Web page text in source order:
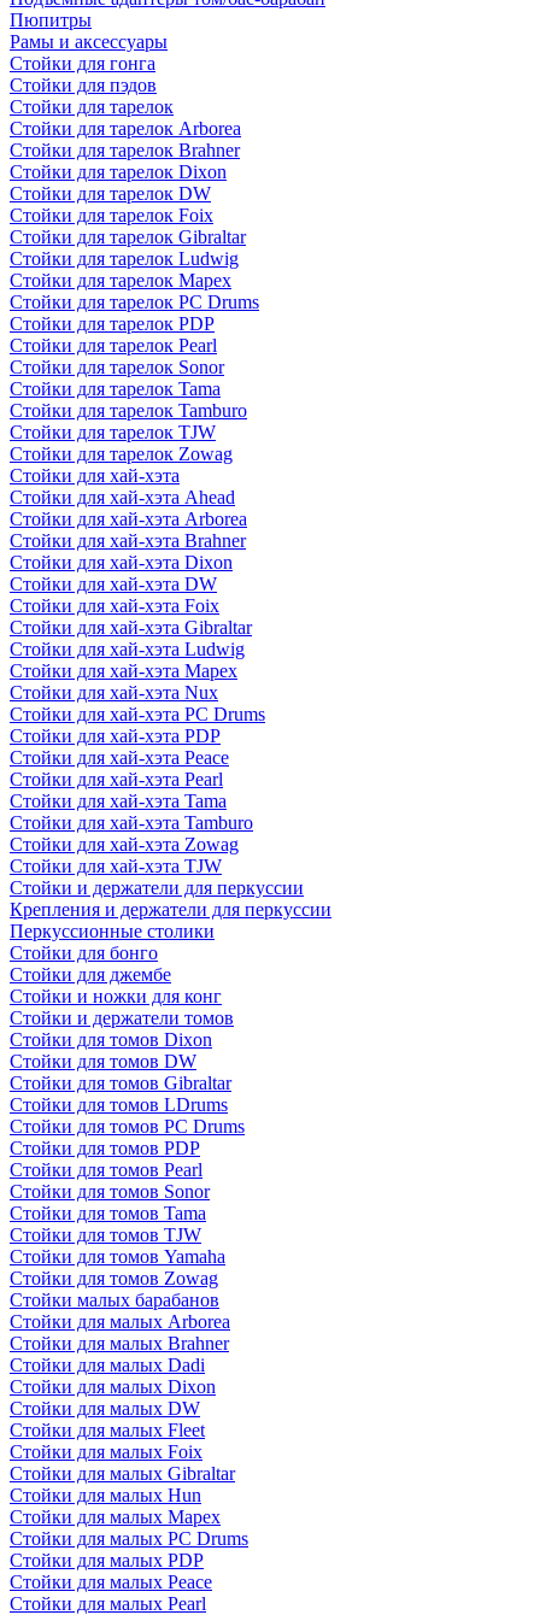
Пюпитры
Рамы и аксессуары
Стойки для гонга
Стойки для пэдов
Стойки для тарелок
Стойки для тарелок Arborea
Стойки для тарелок Brahner
Стойки для тарелок Dixon
Стойки для тарелок DW
Стойки для тарелок Foix
Стойки для тарелок Gibraltar
Стойки для тарелок Ludwig
Стойки для тарелок Mapex
Стойки для тарелок PC Drums
Стойки для тарелок PDP
Стойки для тарелок Pearl
Стойки для тарелок Sonor
Стойки для тарелок Tama
Стойки для тарелок Tamburo
Стойки для тарелок TJW
Стойки для тарелок Zowag
Стойки для хай-хэта
Стойки для хай-хэта Ahead
Стойки для хай-хэта Arborea
Стойки для хай-хэта Brahner
Стойки для хай-хэта Dixon
Стойки для хай-хэта DW
Стойки для хай-хэта Foix
Стойки для хай-хэта Gibraltar
Стойки для хай-хэта Ludwig
Стойки для хай-хэта Mapex
Стойки для хай-хэта Nux
Стойки для хай-хэта PC Drums
Стойки для хай-хэта PDP
Стойки для хай-хэта Peace
Стойки для хай-хэта Pearl
Стойки для хай-хэта Tama
Стойки для хай-хэта Tamburo
Стойки для хай-хэта Zowag
Стойки для хай-хэта TJW
Стойки и держатели для перкуссии
Крепления и держатели для перкуссии
Перкуссионные столики
Стойки для бонго
Стойки для джембе
Стойки и ножки для конг
Стойки и держатели томов
Стойки для томов Dixon
Стойки для томов DW
Стойки для томов Gibraltar
Стойки для томов LDrums
Стойки для томов PC Drums
Стойки для томов PDP
Стойки для томов Pearl
Стойки для томов Sonor
Стойки для томов Tama
Стойки для томов TJW
Стойки для томов Yamaha
Стойки для томов Zowag
Стойки малых барабанов
Стойки для малых Arborea
Стойки для малых Brahner
Стойки для малых Dadi
Стойки для малых Dixon
Стойки для малых DW
Стойки для малых Fleet
Стойки для малых Foix
Стойки для малых Gibraltar
Стойки для малых Hun
Стойки для малых Mapex
Стойки для малых PC Drums
Стойки для малых PDP
Стойки для малых Peace
Стойки для малых Pearl